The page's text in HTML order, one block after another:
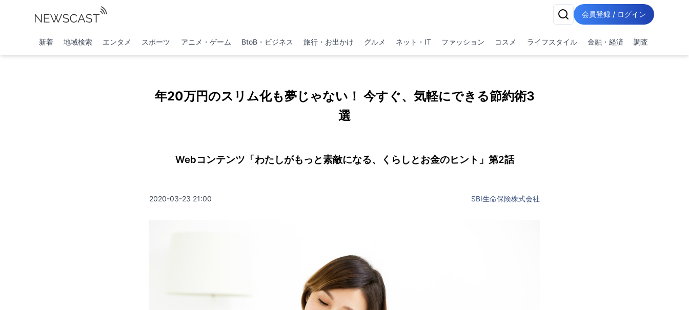
会員登録 / ログイン
新着 地域検索 エンタメ スポーツ アニメ・ゲーム BtoB・ビジネス 旅行・お出かけ グルメ ネット・IT ファッション コスメ ライフスタイル 金融・経済 調査
年20万円のスリム化も夢じゃない！ 今すぐ、気軽にできる節約術3
選
Webコンテンツ「わたしがもっと素敵になる、くらしとお金のヒント」第2話
2020-03-23 21:00 SBI生命保険株式会社